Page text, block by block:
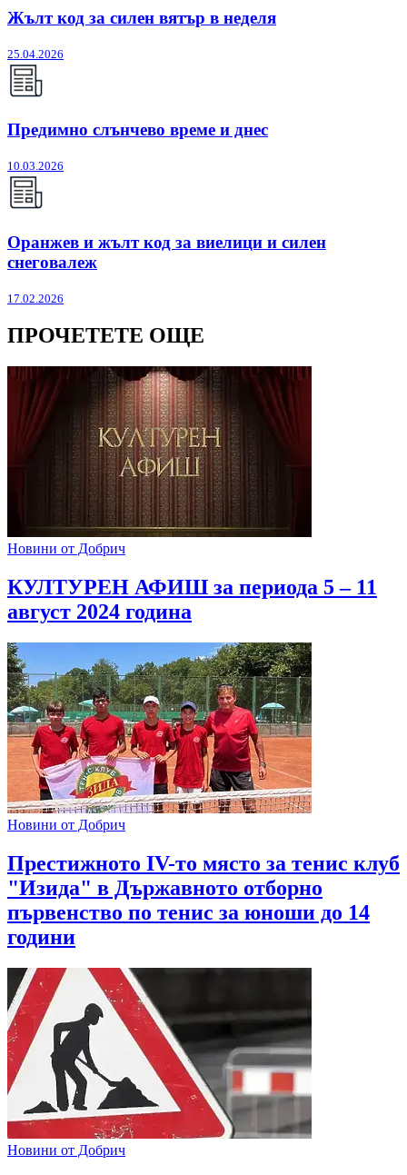
Жълт код за силен вятър в неделя
25.04.2026
Предимно слънчево време и днес
10.03.2026
Оранжев и жълт код за виелици и силен
снеговалеж
17.02.2026
ПРОЧЕТЕТЕ ОЩЕ
Новини от Добрич
КУЛТУРЕН АФИШ за периода 5 – 11
август 2024 година
Новини от Добрич
Престижното IV-то място за тенис клуб
"Изида" в Държавното отборно
първенство по тенис за юноши до 14
години
Новини от Добрич